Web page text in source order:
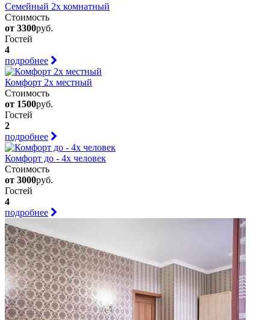
Семейный 2х комнатный
Стоимость
от 3300руб.
Гостей
4
подробнее
Комфорт 2х местный
Стоимость
от 1500руб.
Гостей
2
подробнее
Комфорт до - 4х человек
Стоимость
от 3000руб.
Гостей
4
подробнее